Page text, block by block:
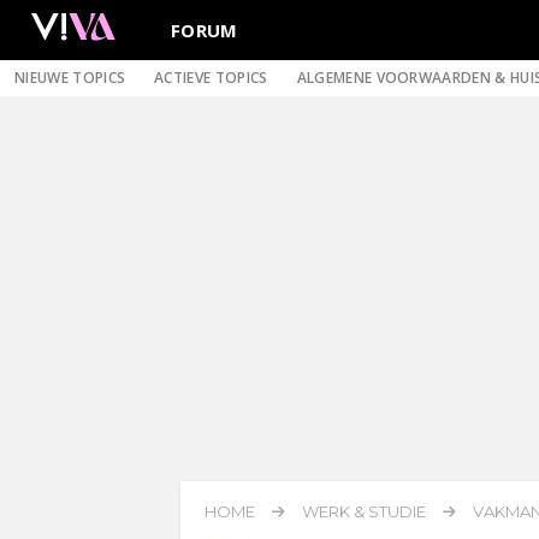
FORUM
NIEUWE TOPICS ACTIEVE TOPICS ALGEMENE VOORWAARDEN &
HOME WERK & STUDIE